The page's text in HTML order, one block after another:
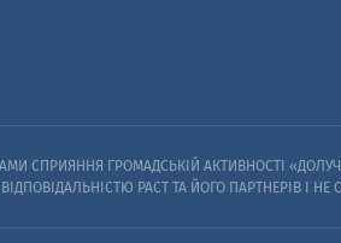
СПРИЯННЯ ГРОМАДСЬКІЙ АКТИВНОСТІ
PACT ТА ЙОГО ПАРТНЕРІВ I